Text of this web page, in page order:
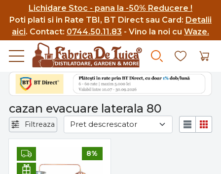
Lichidare Stoc - pana la -50% Reducere !
Poti plati si in Rate TBI, BT Direct sau Card: Detalii
aici. Contact: 0744.50.11.83 - Vino la noi cu Waze.
cazan evacuare laterala 80
Filtreaza
8%